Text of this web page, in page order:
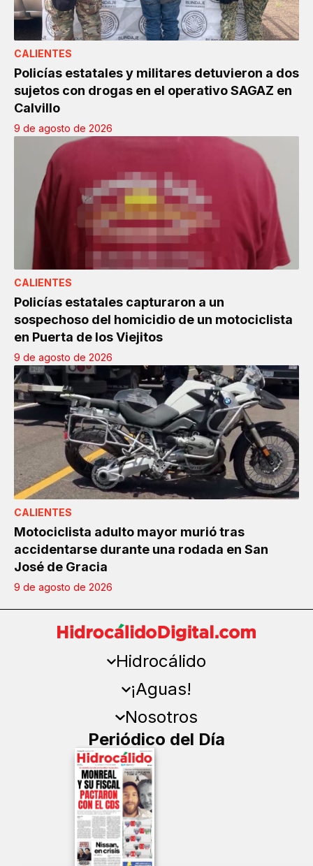
CALIENTES
Policías estatales y militares detuvieron a dos
sujetos con drogas en el operativo SAGAZ en
Calvillo
9 de agosto de 2026
CALIENTES
Policías estatales capturaron a un
sospechoso del homicidio de un motociclista
en Puerta de los Viejitos
9 de agosto de 2026
CALIENTES
Motociclista adulto mayor murió tras
accidentarse durante una rodada en San
José de Gracia
9 de agosto de 2026
Hidrocálido
¡Aguas!
Nosotros
Periódico del Día